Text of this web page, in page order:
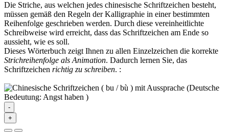
Die Striche, aus welchen jedes chinesische Schriftzeichen besteht,
müssen gemäß den Regeln der Kalligraphie in einer bestimmten
Reihenfolge geschrieben werden. Durch diese vereinheitlichte
Schreibweise wird erreicht, dass das Schriftzeichen am Ende so
aussieht, wie es soll.
Dieses Wörterbuch zeigt Ihnen zu allen Einzelzeichen die korrekte
Strichreihenfolge als Animation. Dadurch lernen Sie, das
Schriftzeichen richtig zu schreiben. :
-
+